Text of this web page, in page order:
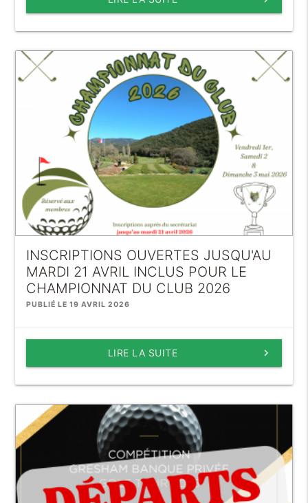
INSCRIPTIONS OUVERTES JUSQU'AU
MARDI 21 AVRIL INCLUS POUR LE
CHAMPIONNAT DU CLUB 2026
PUBLIÉ LE 19 AVRIL 2026
keyboard_arrow_right
LIRE LA SUITE